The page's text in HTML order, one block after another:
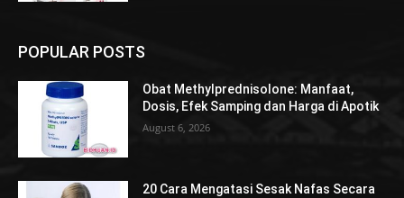
POPULAR POSTS
Obat Methylprednisolone: Manfaat,
Dosis, Efek Samping dan Harga di Apotik
August 6, 2026
20 Cara Mengatasi Sesak Nafas Secara